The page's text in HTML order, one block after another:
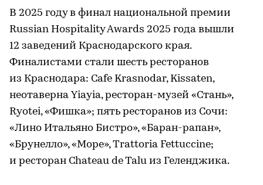
В 2025 году в финал национальной премии
Russian Hospitality Awards 2025 года вышли
12 заведений Краснодарского края.
Финалистами стали шесть ресторанов
из Краснодара: Cafe Krasnodar, Kissaten,
неотаверна Yiayia, ресторан-музей «Стань»,
Ryotei, «Фишка»; пять ресторанов из Сочи:
«Лино Итальяно Бистро», «Баран-рапан»,
«Брунелло», «Море», Trattoria Fettuccine;
и ресторан Chateau de Talu из Геленджика.